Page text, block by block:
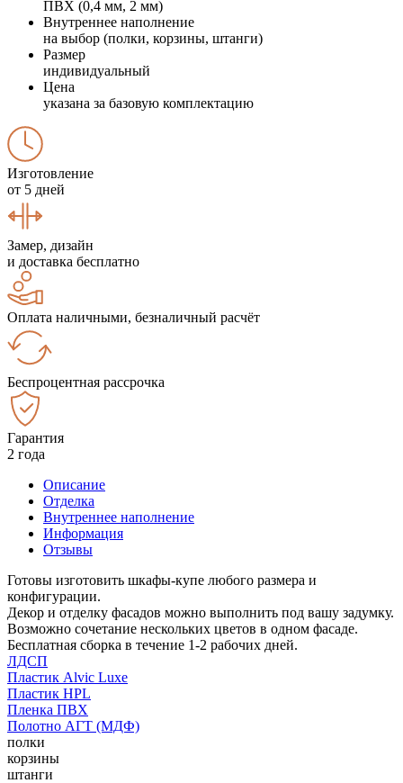
ПВХ (0,4 мм, 2 мм)
Внутреннее наполнение
на выбор (полки, корзины, штанги)
Размер
индивидуальный
Цена
указана за базовую комплектацию
Изготовление
от 5 дней
Замер, дизайн
и доставка бесплатно
Оплата наличными, безналичный расчёт
Беспроцентная рассрочка
Гарантия
2 года
Описание
Отделка
Внутреннее наполнение
Информация
Отзывы
Готовы изготовить шкафы-купе любого размера и
конфигурации.
Декор и отделку фасадов можно выполнить под вашу задумку.
Возможно сочетание нескольких цветов в одном фасаде.
Бесплатная сборка в течение 1-2 рабочих дней.
ЛДСП
Пластик Alvic Luxe
Пластик HPL
Пленка ПВХ
Полотно АГТ (МДФ)
полки
корзины
штанги